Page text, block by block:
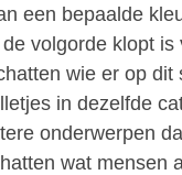
een bepaalde
volgorde klopt
wie er op dit
in dezelfde
onderwerpen
wat mensen